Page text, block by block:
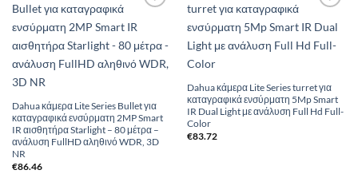
Wishlist
Dahua κάμερα Lite Series Bullet για
καταγραφικά ενσύρματη 2MP Smart
IR αισθητήρα Starlight – 80 μέτρα –
ανάλυση FullHD αληθινό WDR, 3D
NR
€86.46
Wishlist
Dahua κάμερα Lite Series turret για
καταγραφικά ενσύρματη 5Mp Smart
IR Dual Light με ανάλυση Full Hd Full-
Color
€83.72